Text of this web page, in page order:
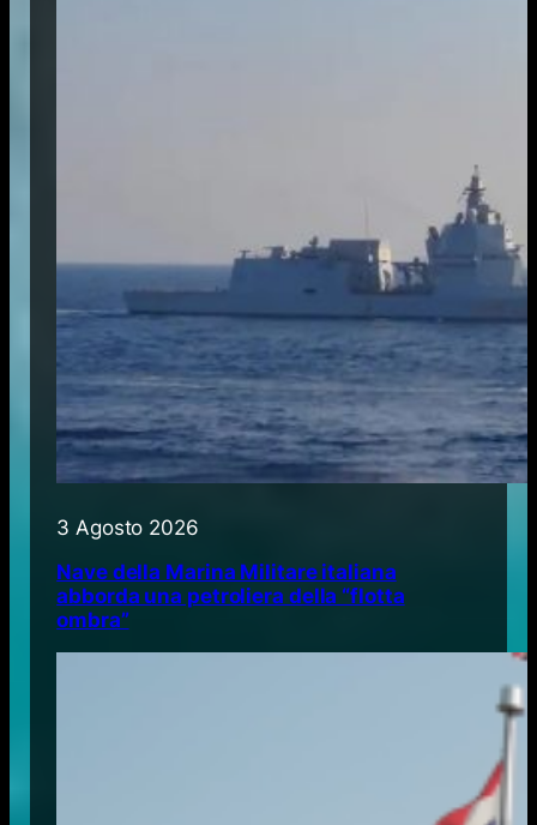
3 Agosto 2026
Nave della Marina Militare italiana
abborda una petroliera della “flotta
ombra”